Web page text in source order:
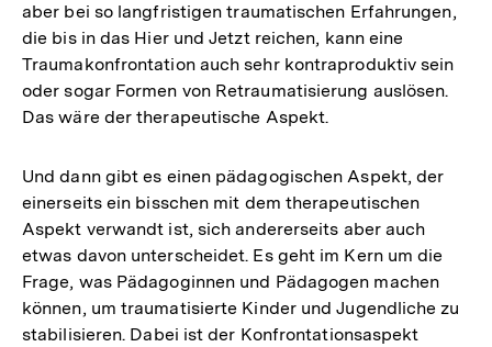
aber bei so langfristigen traumatischen Erfahrungen,
die bis in das Hier und Jetzt reichen, kann eine
Traumakonfrontation auch sehr kontraproduktiv sein
oder sogar Formen von Retraumatisierung auslösen.
Das wäre der therapeutische Aspekt.
Und dann gibt es einen pädagogischen Aspekt, der
einerseits ein bisschen mit dem therapeutischen
Aspekt verwandt ist, sich andererseits aber auch
etwas davon unterscheidet. Es geht im Kern um die
Frage, was Pädagoginnen und Pädagogen machen
können, um traumatisierte Kinder und Jugendliche zu
stabilisieren. Dabei ist der Konfrontationsaspekt